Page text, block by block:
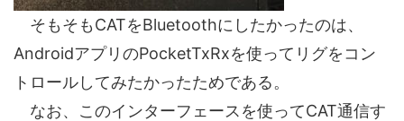
そもそもCATをBluetoothにしたかったのは、
AndroidアプリのPocketTxRxを使ってリグをコン
トロールしてみたかったためである。
なお、このインターフェースを使ってCAT通信す